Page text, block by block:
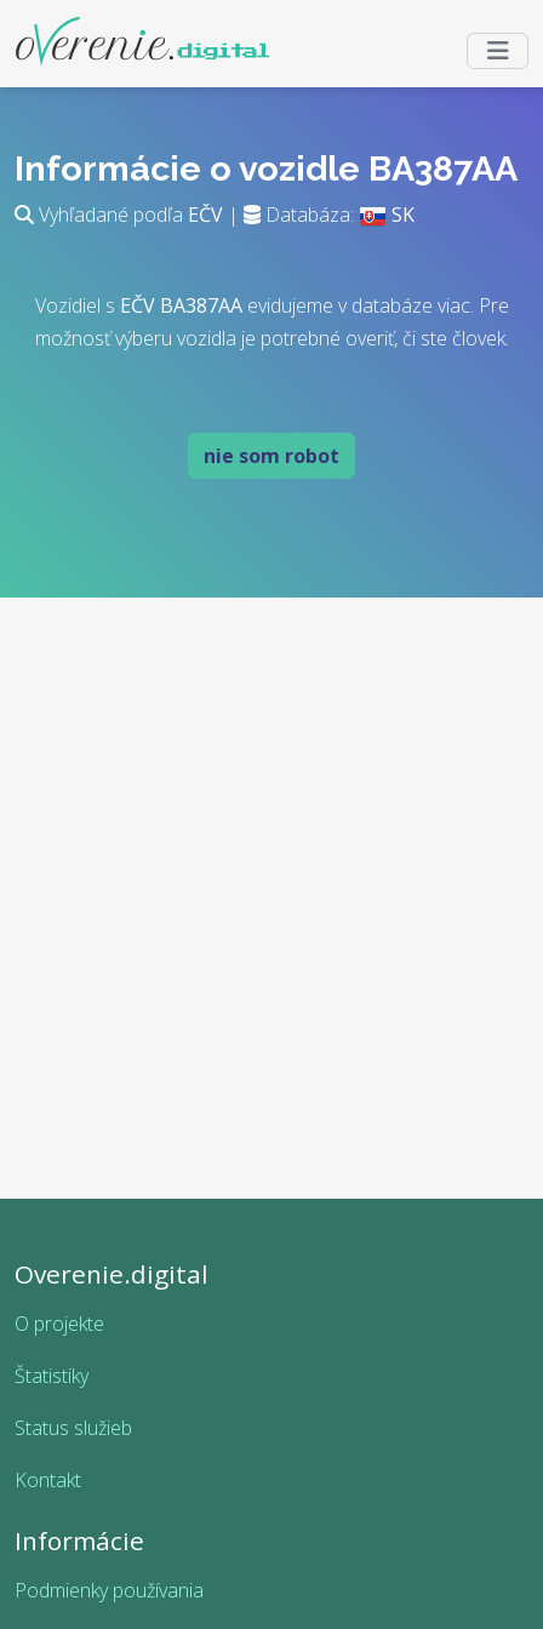
Informácie o vozidle BA387AA
Vyhľadané podľa EČV | Databáza: SK
Vozidiel s EČV BA387AAevidujeme v databáze viac. Pre
možnosť výberu vozidla je potrebné overiť, či ste človek.
nie som robot
Overenie.digital
O projekte
Štatistiky
Status služieb
Kontakt
Informácie
Podmienky používania